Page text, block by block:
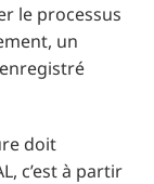
le processus
un
doit
c’est à partir